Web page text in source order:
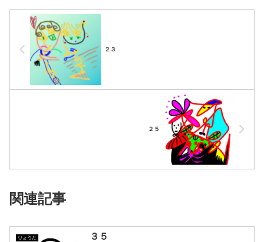
２３
２５
関連記事
りょうた ３５